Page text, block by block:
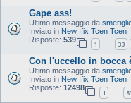
Gape ass!
Ultimo messaggio da
Inviato in New Ifix Tcen Tcen
Risposte: 539
1 33
Con l'uccello in bocca
Ultimo messaggio da
Inviato in New Ifix Tcen Tcen
Risposte: 12498
1 …